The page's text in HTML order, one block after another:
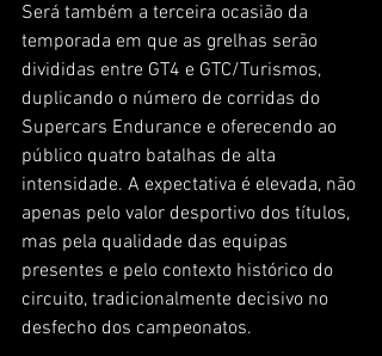
Será também a terceira ocasião da
temporada em que as grelhas serão
divididas entre GT4 e GTC/Turismos,
duplicando o número de corridas do
Supercars Endurance e oferecendo ao
público quatro batalhas de alta
intensidade. A expectativa é elevada, não
apenas pelo valor desportivo dos títulos,
mas pela qualidade das equipas
presentes e pelo contexto histórico do
circuito, tradicionalmente decisivo no
desfecho dos campeonatos.